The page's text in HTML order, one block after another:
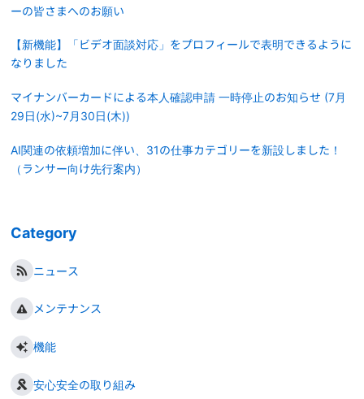
ーの皆さまへのお願い
【新機能】「ビデオ面談対応」をプロフィールで表明できるように
なりました
マイナンバーカードによる本人確認申請 一時停止のお知らせ (7月
29日(水)~7月30日(木))
AI関連の依頼増加に伴い、31の仕事カテゴリーを新設しました！
（ランサー向け先行案内）
Category
ニュース
メンテナンス
機能
安心安全の取り組み